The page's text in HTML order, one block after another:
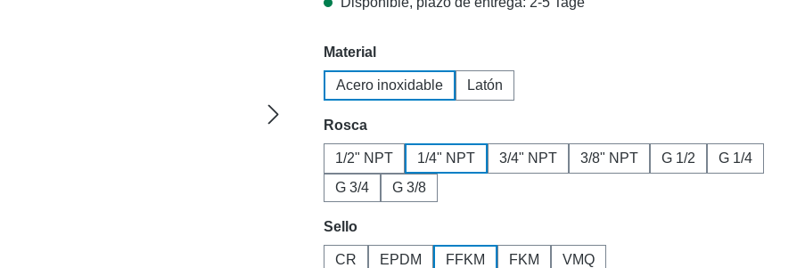
Seleccione
Material
Acero inoxidable Latón
Seleccione
Rosca
1/2" NPT 1/4" NPT 3/4" NPT 3/8" NPT G 1/2
G 1/4
G 3/4
G 3/8
Seleccione
Sello
CR EPDM FFKM FKM VMQ